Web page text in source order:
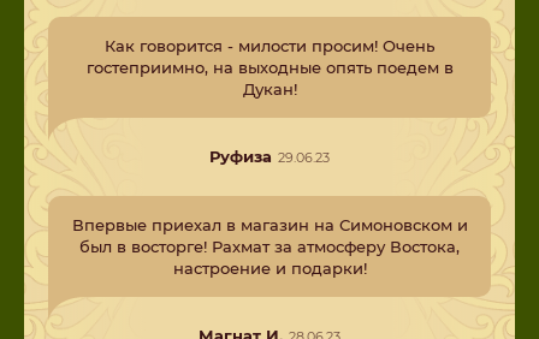
Как говорится - милости просим! Очень
гостеприимно, на выходные опять поедем в
Дукан!
Руфиза 29.06.23
Впервые приехал в магазин на Симоновском и
был в восторге! Рахмат за атмосферу Востока,
настроение и подарки!